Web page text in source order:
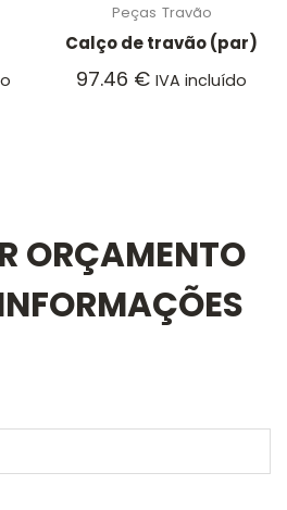
Peças Travão
Calço de travão (par)
97.46 € IVA incluído
ORÇAMENTO